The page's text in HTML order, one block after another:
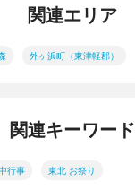
関連エリア
外ヶ浜町（東津軽郡）
関連キーワード
行事 東北 お祭り